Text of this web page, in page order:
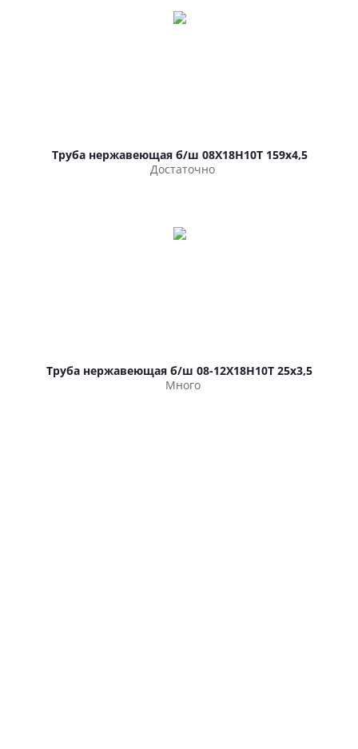
Труба нержавеющая б/ш 08Х18Н10Т 159х4,5
Достаточно
Труба нержавеющая б/ш 08-12Х18Н10Т 25х3,5
Много